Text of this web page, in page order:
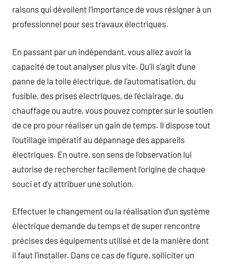
raisons qui dévoilent l’importance de vous résigner à un
professionnel pour ses travaux électriques.
En passant par un indépendant, vous allez avoir la
capacité de tout analyser plus vite. Qu’il s’agit d’une
panne de la toile électrique, de l’automatisation, du
fusible, des prises électriques, de l’éclairage, du
chauffage ou autre, vous pouvez compter sur le soutien
de ce pro pour réaliser un gain de temps. Il dispose tout
l’outillage impératif au dépannage des appareils
électriques. En outre, son sens de l’observation lui
autorise de rechercher facilement l’origine de chaque
souci et d’y attribuer une solution.
Effectuer le changement ou la réalisation d’un système
électrique demande du temps et de super rencontre
précises des équipements utilisé et de la manière dont
il faut l’installer. Dans ce cas de figure, solliciter un